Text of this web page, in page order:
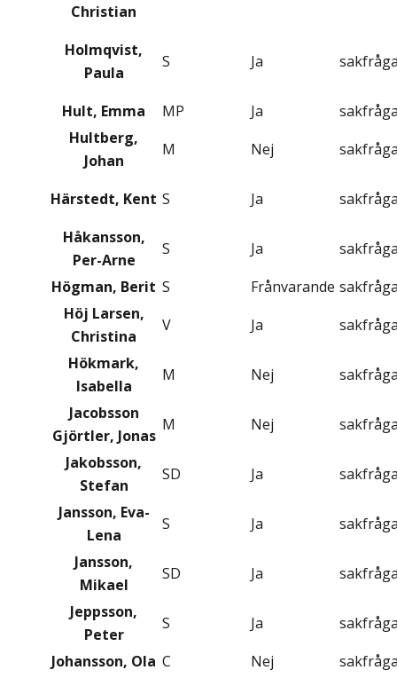
Christian
Holmqvist,
Paula
S Ja
Hult, Emma MP Ja
Hultberg,
Johan
M Nej
Härstedt, Kent S Ja
Håkansson,
Per-Arne
S Ja
Högman, Berit S Frånvarande
Höj Larsen,
Christina
V Ja
Hökmark,
Isabella
M Nej
Jacobsson
Gjörtler, Jonas
M Nej
Jakobsson,
Stefan
SD Ja
Jansson, Eva-
Lena
S Ja
Jansson,
Mikael
SD Ja
Jeppsson,
Peter
S Ja
Johansson, Ola C Nej